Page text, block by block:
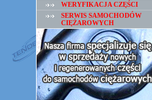
WERYFIKACJA CZĘŚCI
SERWIS SAMOCHODÓW
CIĘŻAROWYCH